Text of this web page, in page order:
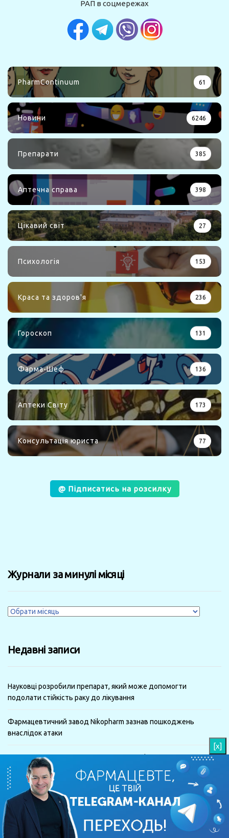
РАП в соцмережах
PharmContinuum 61
Новини 6246
Препарати 385
Аптечна справа 398
Цікавий світ 27
Психологія 153
Краса та здоров'я 236
Гороскоп 131
Фарма-Шеф 136
Аптеки Світу 173
Консультація юриста 77
@ Підписатись на розсилку
Журнали за минулі місяці
Журнали
місяці
Недавні записи
Науковці розробили препарат, який може допомогти
подолати стійкість раку до лікування
Фармацевтичний завод Nikopharm зазнав пошкоджень
внаслідок атаки
Спека та серце: у ЦГЗ пояснили, як високі температури
впливають на здоров’я
МОЗ затвердило єдині критерії госпіталізації: що зміниться
для пацієнтів і медиків
Терапія за участю тварин допомагає пацієнтам після інсульту
[x]